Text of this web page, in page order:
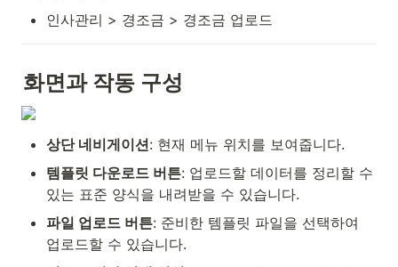
인사관리 > 경조금 > 경조금 업로드
화면과 작동 구성
상단 네비게이션: 현재 메뉴 위치를 보여줍니다.
템플릿 다운로드 버튼: 업로드할 데이터를 정리할 수
있는 표준 양식을 내려받을 수 있습니다.
파일 업로드 버튼: 준비한 템플릿 파일을 선택하여
업로드할 수 있습니다.